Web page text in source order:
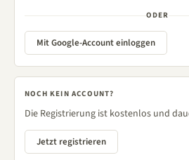
ODER
Mit Google-Account einloggen
NOCH KEIN ACCOUNT?
Die Registrierung ist kostenlos und
Jetzt registrieren